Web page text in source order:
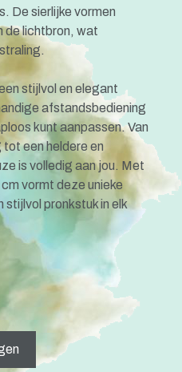
De sierlijke vormen
de lichtbron, wat
stijlvol en elegant
afstandsbediening
kunt aanpassen. Van
een heldere en
is volledig aan jou. Met
vormt deze unieke
stijlvol pronkstuk in elk